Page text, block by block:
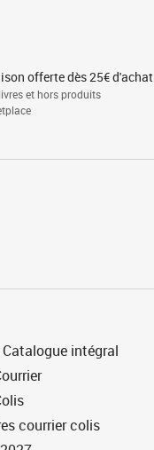
offerte dès 25€ d'achat
et hors produits
intégral
courrier colis